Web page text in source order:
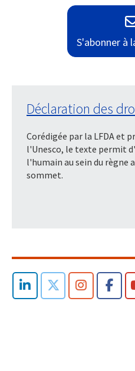
S'abonner à
Déclaration des
Corédigée par la LFDA et
l'Unesco, le texte permit
l'humain au sein du règne
sommet.